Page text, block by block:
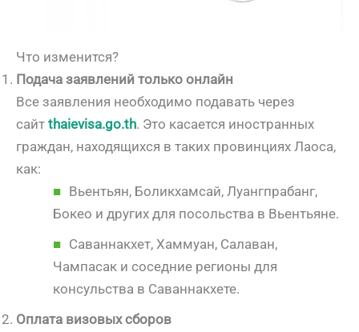
Что изменится?
Подача заявлений только онлайн
Все заявления необходимо подавать через
сайт thaievisa.go.th. Это касается иностранных
граждан, находящихся в таких провинциях Лаоса,
как:
Вьентьян, Боликхамсай, Луангпрабанг,
Бокео и других для посольства в Вьентьяне.
Саваннакхет, Хаммуан, Салаван,
Чампасак и соседние регионы для
консульства в Саваннакхете.
Оплата визовых сборов